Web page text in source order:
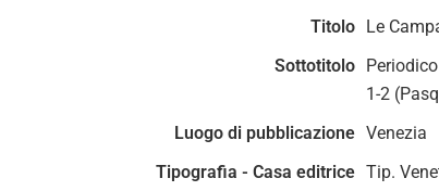
Titolo Le
Sottotitolo
1-2
Luogo di pubblicazione Venezia
Tipografia - Casa editrice Tip.